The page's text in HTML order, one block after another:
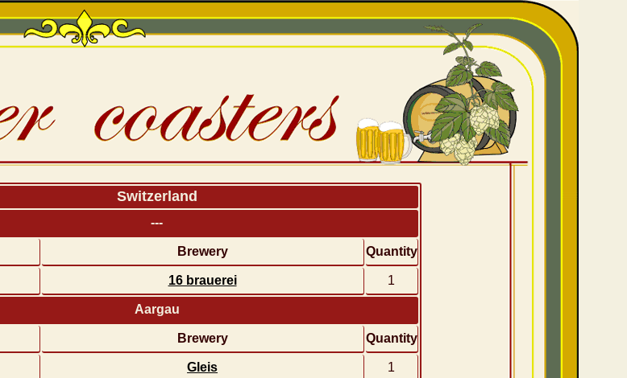
Switzerland
---
Brewery Quantity
16 brauerei 1
Aargau
Brewery Quantity
Gleis 1